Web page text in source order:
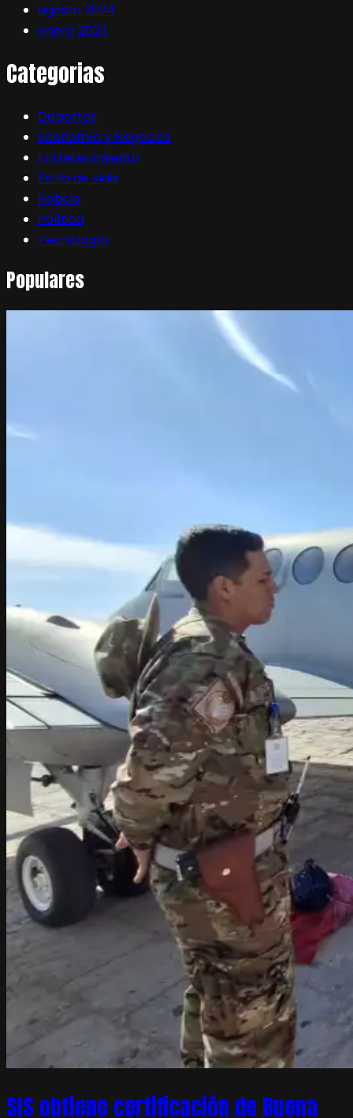
agosto 2024
enero 2023
Categorias
Deportes
Economía y Negocios
Entretenimiento
Estilo de vida
Noticia
Política
Tecnología
Populares
SIS obtiene certificación de Buena